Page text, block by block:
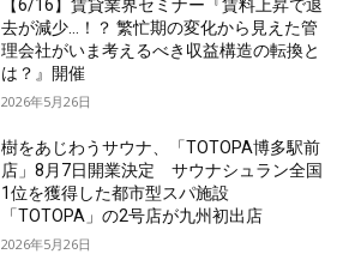
【6/16】賃貸業界セミナー『賃料上昇で退
去が減少…！？ 繁忙期の変化から見えた管
理会社がいま考えるべき収益構造の転換と
は？』開催
2026年5月26日
樹をあじわうサウナ、「TOTOPA博多駅前
店」8月7日開業決定 サウナシュラン全国
1位を獲得した都市型スパ施設
「TOTOPA」の2号店が九州初出店
2026年5月26日